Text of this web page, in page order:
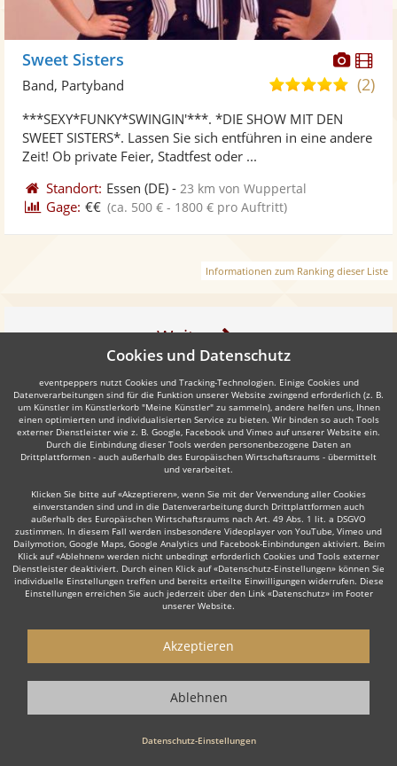
Sweet Sisters
5,0
5
(2)
Band, Partyband
***SEXY*FUNKY*SWINGIN'***. *DIE SHOW MIT DEN
SWEET SISTERS*. Lassen Sie sich entführen in eine andere
Zeit! Ob private Feier, Stadtfest oder ...
Standort: Essen (DE) - 23 km von Wuppertal
Gage: €€ (ca. 500 € - 1800 € pro Auftritt)
Informationen zum Ranking dieser Liste
Weiter
Auch interessant:
Rock Top 40 Alternative Band Tanz- & Showband
Starten Sie mit dem Button 'Kostenlos anfragen' eine Anfrage an die für
Sie interessanten Bands - also z. B. bestimmte Partybands &
Coverbands. Diesen Button finden Sie auf den jeweiligen Künstler-
Cookies und Datenschutz
eventpeppers nutzt Cookies und Tracking-Technologien. Einige Cookies und
Datenverarbeitungen sind für die Funktion unserer Website zwingend erforderlich (z. B.
um Künstler im Künstlerkorb "Meine Künstler" zu sammeln), andere helfen uns, Ihnen
einen optimierten und individualisierten Service zu bieten. Wir binden so auch Tools
externer Dienstleister wie z. B. Google, Facebook und Vimeo auf unserer Website ein.
Durch die Einbindung dieser Tools werden personenbezogene Daten an
Drittplattformen - auch außerhalb des Europäischen Wirtschaftsraums - übermittelt
und verarbeitet.
Klicken Sie bitte auf «Akzeptieren», wenn Sie mit der Verwendung aller Cookies
einverstanden sind und in die Datenverarbeitung durch Drittplattformen auch
außerhalb des Europäischen Wirtschaftsraums nach Art. 49 Abs. 1 lit. a DSGVO
zustimmen. In diesem Fall werden insbesondere Videoplayer von YouTube, Vimeo und
Dailymotion, Google Maps, Google Analytics und Facebook-Einbindungen aktiviert. Beim
Klick auf «Ablehnen» werden nicht unbedingt erforderlich Cookies und Tools externer
Dienstleister deaktiviert. Durch einen Klick auf «Datenschutz-Einstellungen» können Sie
individuelle Einstellungen treffen und bereits erteilte Einwilligungen widerrufen. Diese
Einstellungen erreichen Sie auch jederzeit über den Link «Datenschutz» im Footer
unserer Website.
Datenschutz-Einstellungen
Akzeptieren
Ablehnen